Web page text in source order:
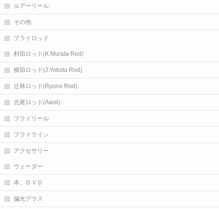
ルアーリール
その他
フライロッド
村田ロッド(K.Murata Rod)
横田ロッド(J.Yokota Rod)
辻林ロッド(Ryuno Rod)
北尾ロッド(Awol)
フライリール
フライライン
アクセサリー
ウェーダー
本、ＤＶＤ
偏光グラス